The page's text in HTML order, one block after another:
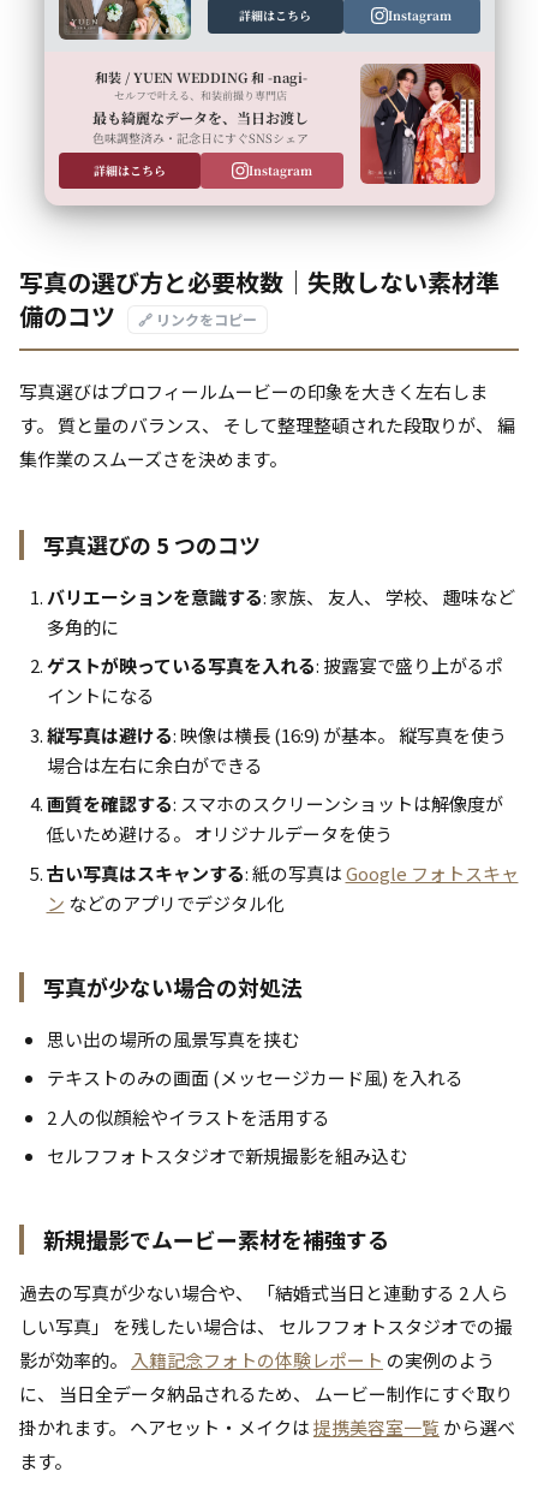
詳細はこちら Instagram
和装 / YUEN WEDDING 和 -nagi-
セルフで叶える、和装前撮り専門店
最も綺麗なデータを、当日お渡し
色味調整済み・記念日にすぐSNSシェア
詳細はこちら
Instagram
写真の選び方と必要枚数｜失敗しない素材準
備のコツ
🔗 リンクをコピー
写真選びはプロフィールムービーの印象を大きく左右しま
す。 質と量のバランス、 そして整理整頓された段取りが、 編
集作業のスムーズさを決めます。
写真選びの 5 つのコツ
バリエーションを意識する: 家族、 友人、 学校、 趣味など
多角的に
ゲストが映っている写真を入れる: 披露宴で盛り上がるポ
イントになる
縦写真は避ける: 映像は横長 (16:9) が基本。 縦写真を使う
場合は左右に余白ができる
画質を確認する: スマホのスクリーンショットは解像度が
低いため避ける。 オリジナルデータを使う
古い写真はスキャンする: 紙の写真はGoogle フォトスキャ
ン などのアプリでデジタル化
写真が少ない場合の対処法
思い出の場所の風景写真を挟む
テキストのみの画面 (メッセージカード風) を入れる
2 人の似顔絵やイラストを活用する
セルフフォトスタジオで新規撮影を組み込む
新規撮影でムービー素材を補強する
過去の写真が少ない場合や、 「結婚式当日と連動する 2 人ら
しい写真」 を残したい場合は、 セルフフォトスタジオでの撮
影が効率的。 入籍記念フォトの体験レポート の実例のよう
に、 当日全データ納品されるため、 ムービー制作にすぐ取り
掛かれます。 ヘアセット・メイクは提携美容室一覧 から選べ
ます。